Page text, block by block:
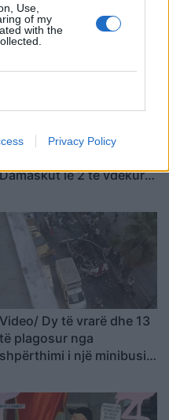
Use,
of my
with the
Privacy Policy
Shpërthimi në një
lë 2 të vdekur
Video/ Dy të vrarë dhe 13
të plagosur nga
shpërthimi i një minibusi